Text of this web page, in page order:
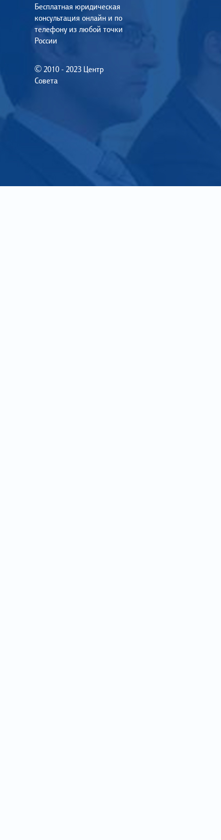
Бесплатная юридическая
консультация онлайн и по
телефону из любой точки
России
© 2010 - 2023 Центр
Совета